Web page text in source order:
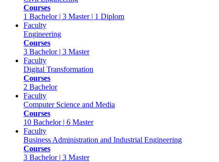
Courses
1 Bachelor | 3 Master | 1 Diplom
Faculty
Engineering
Courses
3 Bachelor | 3 Master
Faculty
Digital Transformation
Courses
2 Bachelor
Faculty
Computer Science and Media
Courses
10 Bachelor | 6 Master
Faculty
Business Administration and Industrial Engineering
Courses
3 Bachelor | 3 Master